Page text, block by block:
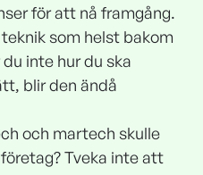
för att nå framgång.
som helst bakom
inte hur du ska
blir den ändå
och martech skulle
Tveka inte att